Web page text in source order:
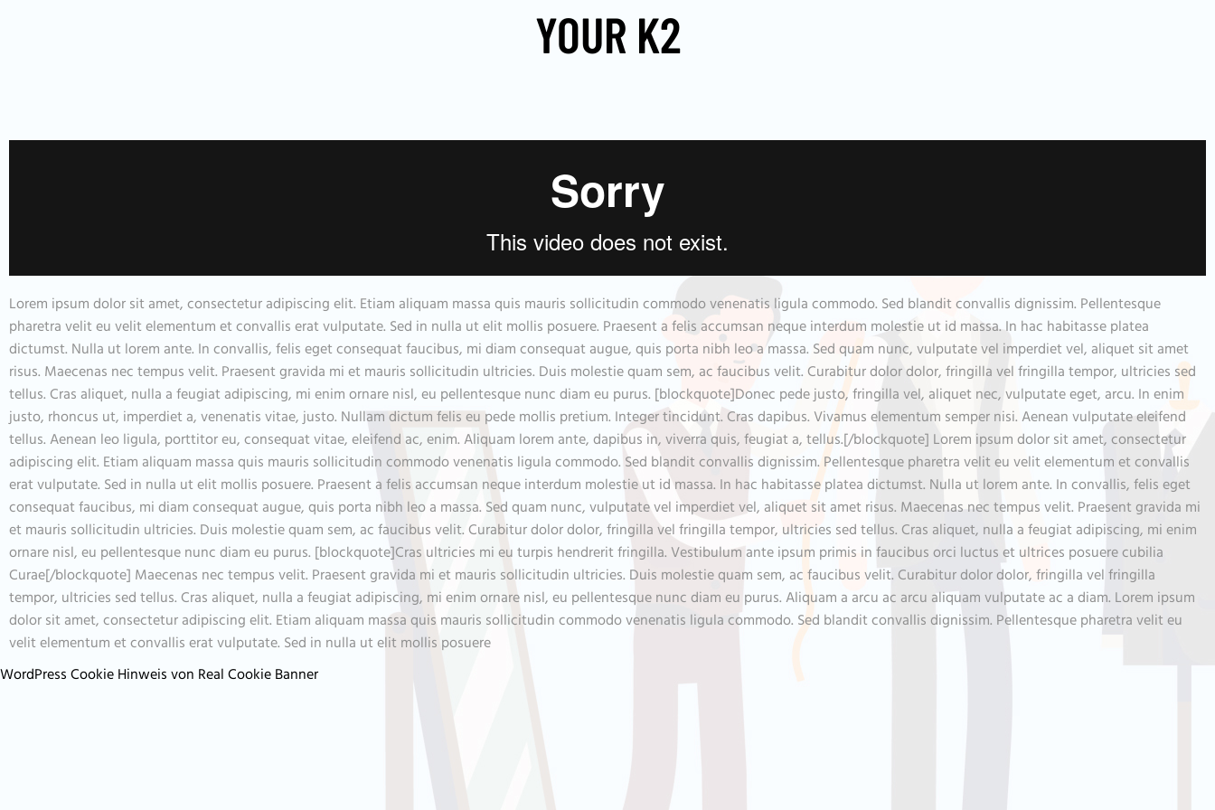
YOUR K2
Lorem ipsum dolor sit amet, consectetur adipiscing elit. Etiam aliquam massa quis mauris sollicitudin commodo venenatis ligula commodo. Sed blandit convallis dignissim. Pellentesque
pharetra velit eu velit elementum et convallis erat vulputate. Sed in nulla ut elit mollis posuere. Praesent a felis accumsan neque interdum molestie ut id massa. In hac habitasse platea
dictumst. Nulla ut lorem ante. In convallis, felis eget consequat faucibus, mi diam consequat augue, quis porta nibh leo a massa. Sed quam nunc, vulputate vel imperdiet vel, aliquet sit amet
risus. Maecenas nec tempus velit. Praesent gravida mi et mauris sollicitudin ultricies. Duis molestie quam sem, ac faucibus velit. Curabitur dolor dolor, fringilla vel fringilla tempor, ultricies sed
tellus. Cras aliquet, nulla a feugiat adipiscing, mi enim ornare nisl, eu pellentesque nunc diam eu purus. [blockquote]Donec pede justo, fringilla vel, aliquet nec, vulputate eget, arcu. In enim
justo, rhoncus ut, imperdiet a, venenatis vitae, justo. Nullam dictum felis eu pede mollis pretium. Integer tincidunt. Cras dapibus. Vivamus elementum semper nisi. Aenean vulputate eleifend
tellus. Aenean leo ligula, porttitor eu, consequat vitae, eleifend ac, enim. Aliquam lorem ante, dapibus in, viverra quis, feugiat a, tellus.[/blockquote] Lorem ipsum dolor sit amet, consectetur
adipiscing elit. Etiam aliquam massa quis mauris sollicitudin commodo venenatis ligula commodo. Sed blandit convallis dignissim. Pellentesque pharetra velit eu velit elementum et convallis
erat vulputate. Sed in nulla ut elit mollis posuere. Praesent a felis accumsan neque interdum molestie ut id massa. In hac habitasse platea dictumst. Nulla ut lorem ante. In convallis, felis eget
consequat faucibus, mi diam consequat augue, quis porta nibh leo a massa. Sed quam nunc, vulputate vel imperdiet vel, aliquet sit amet risus. Maecenas nec tempus velit. Praesent gravida mi
et mauris sollicitudin ultricies. Duis molestie quam sem, ac faucibus velit. Curabitur dolor dolor, fringilla vel fringilla tempor, ultricies sed tellus. Cras aliquet, nulla a feugiat adipiscing, mi enim
ornare nisl, eu pellentesque nunc diam eu purus. [blockquote]Cras ultricies mi eu turpis hendrerit fringilla. Vestibulum ante ipsum primis in faucibus orci luctus et ultrices posuere cubilia
Curae[/blockquote] Maecenas nec tempus velit. Praesent gravida mi et mauris sollicitudin ultricies. Duis molestie quam sem, ac faucibus velit. Curabitur dolor dolor, fringilla vel fringilla
tempor, ultricies sed tellus. Cras aliquet, nulla a feugiat adipiscing, mi enim ornare nisl, eu pellentesque nunc diam eu purus. Aliquam a arcu ac arcu aliquam vulputate ac a diam. Lorem ipsum
dolor sit amet, consectetur adipiscing elit. Etiam aliquam massa quis mauris sollicitudin commodo venenatis ligula commodo. Sed blandit convallis dignissim. Pellentesque pharetra velit eu
velit elementum et convallis erat vulputate. Sed in nulla ut elit mollis posuere
WordPress Cookie Hinweis von Real Cookie Banner